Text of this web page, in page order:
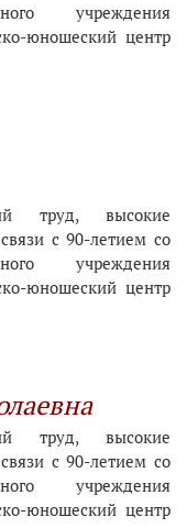
учреждения
юношеский центр
труд, высокие
с 90-летием со
учреждения
юношеский центр
труд, высокие
с 90-летием со
учреждения
юношеский центр